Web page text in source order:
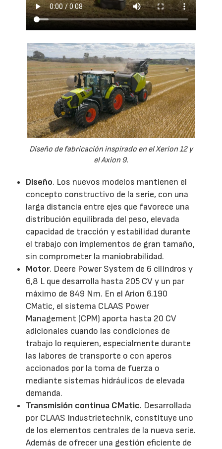
Diseño de fabricación inspirado en el Xerion 12 y
el Axion 9.
Diseño. Los nuevos modelos mantienen el
concepto constructivo de la serie, con una
larga distancia entre ejes que favorece una
distribución equilibrada del peso, elevada
capacidad de tracción y estabilidad durante
el trabajo con implementos de gran tamaño,
sin comprometer la maniobrabilidad.
Motor. Deere Power System de 6 cilindros y
6,8 L que desarrolla hasta 205 CV y un par
máximo de 849 Nm. En el Arion 6.190
CMatic, el sistema CLAAS Power
Management (CPM) aporta hasta 20 CV
adicionales cuando las condiciones de
trabajo lo requieren, especialmente durante
las labores de transporte o con aperos
accionados por la toma de fuerza o
mediante sistemas hidráulicos de elevada
demanda.
Transmisión continua CMatic. Desarrollada
por CLAAS Industrietechnik, constituye uno
de los elementos centrales de la nueva serie.
Además de ofrecer una gestión eficiente de